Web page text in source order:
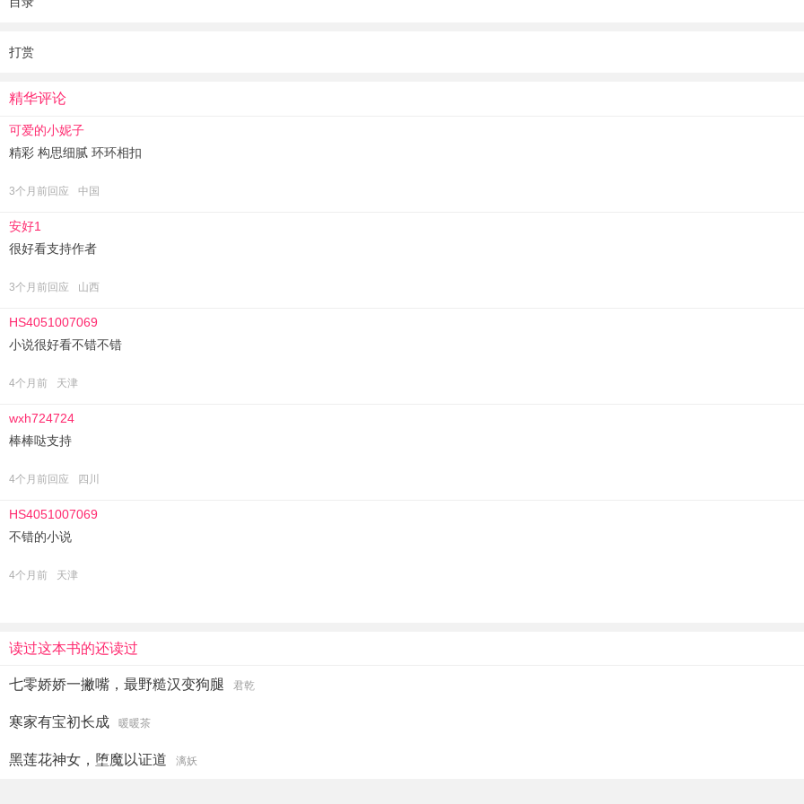
啊，老天爷是见不得她好还是怎么滴？
打赏
精华评论
可爱的小妮子
精彩 构思细腻 环环相扣
3个月前回应 中国
安好1
很好看支持作者
3个月前回应 山西
HS4051007069
小说很好看不错不错
4个月前 天津
wxh724724
棒棒哒支持
4个月前回应 四川
HS4051007069
不错的小说
4个月前 天津
读过这本书的还读过
七零娇娇一撇嘴，最野糙汉变狗腿 君乾
寒家有宝初长成 暖暖茶
黑莲花神女，堕魔以证道 漓妖